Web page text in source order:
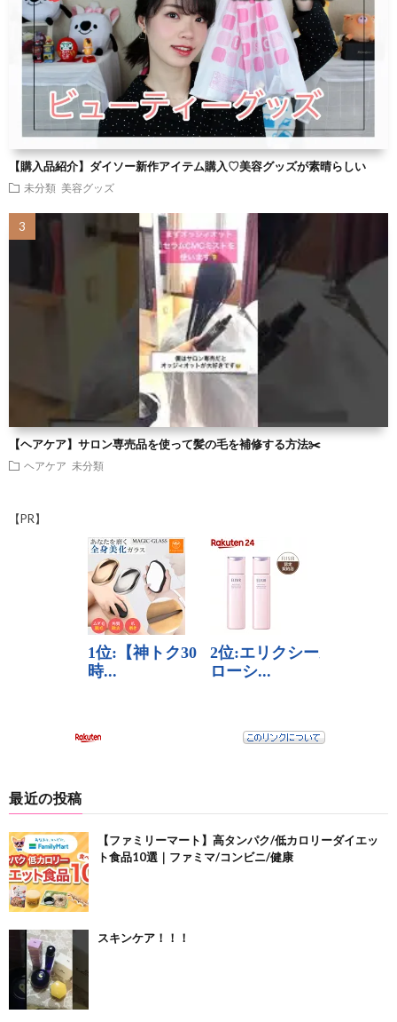
【購入品紹介】ダイソー新作アイテム購入♡美容グッズが素晴らしい
未分類 美容グッズ
【ヘアケア】サロン専売品を使って髪の毛を補修する方法✂️
ヘアケア 未分類
【PR】
最近の投稿
【ファミリーマート】高タンパク/低カロリーダイエッ
ト食品10選｜ファミマ/コンビニ/健康
スキンケア！！！